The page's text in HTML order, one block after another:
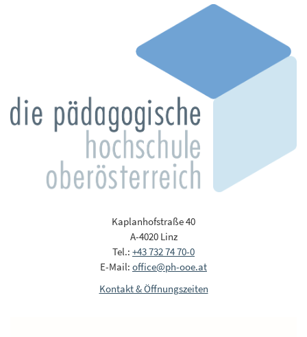
Kaplanhofstraße 40
A-4020 Linz
Tel.: +43 732 74 70-0
E-Mail: office@ph-ooe.at
Kontakt & Öffnungszeiten